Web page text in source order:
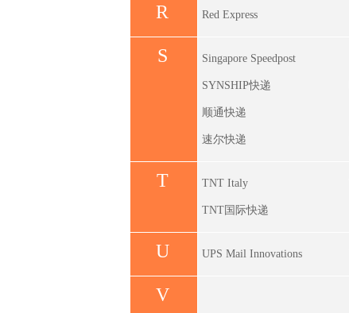
R Red Express
S Singapore Speedpost
SYNSHIP快递
顺通快递
速尔快递
T TNT Italy
TNT国际快递
U UPS Mail Innovations
V